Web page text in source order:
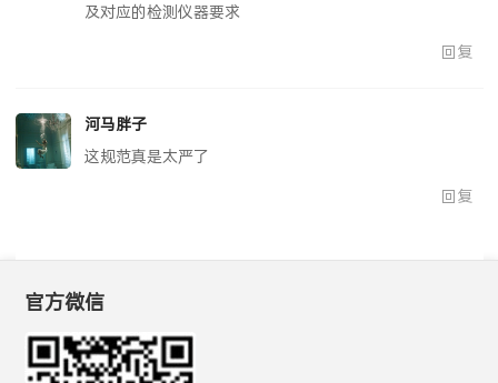
及对应的检测仪器要求
回复
河马胖子
这规范真是太严了
回复
官方微信